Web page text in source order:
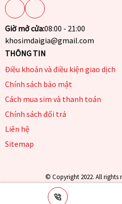
Giờ mở cửa:08:00 - 21:00
khosimdaigia@gmail.com
THÔNG TIN
Điều khoản và điều kiện giao dịch
Chính sách bảo mật
Cách mua sim và thanh toán
Chính sách đổi trả
Liên hệ
Sitemap
© Copyright 2022. All rights